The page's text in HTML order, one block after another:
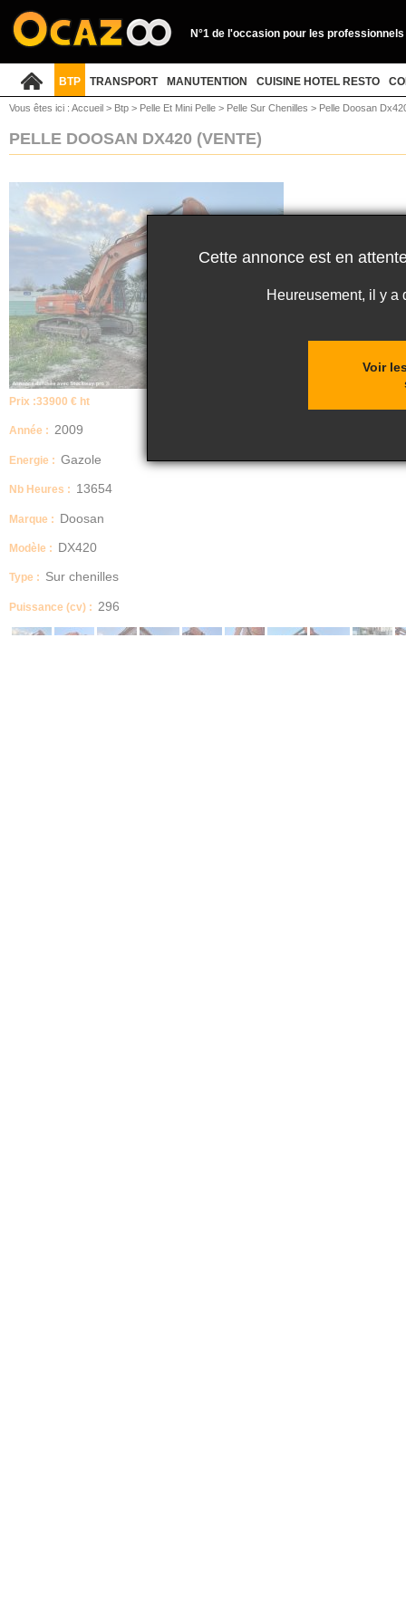
N°1 de l'occasion pour les professionnels
BTP TRANSPORT MANUTENTION CUISINE HOTEL RESTO
Vous êtes ici : Accueil > Btp > Pelle Et Mini Pelle > Pelle Sur Chenilles > Pelle Doosan
PELLE DOOSAN DX420 (VENTE)
Prix :33900 € ht
Année : 2009
Energie : Gazole
Nb Heures : 13654
Marque : Doosan
Modèle : DX420
Type : Sur chenilles
Puissance (cv) : 296
Cette annonce est en
Heureusement, il y a
Voir